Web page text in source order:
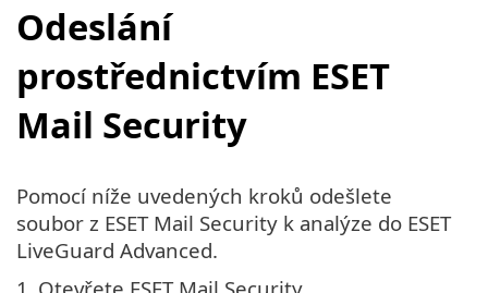
Odeslání
prostřednictvím ESET
Mail Security
Pomocí níže uvedených kroků odešlete
soubor z ESET Mail Security k analýze do ESET
LiveGuard Advanced.